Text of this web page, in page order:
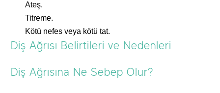
Ateş.
Titreme.
Kötü nefes veya kötü tat.
Diş Ağrısı Belirtileri ve Nedenleri
Diş Ağrısına Ne Sebep Olur?